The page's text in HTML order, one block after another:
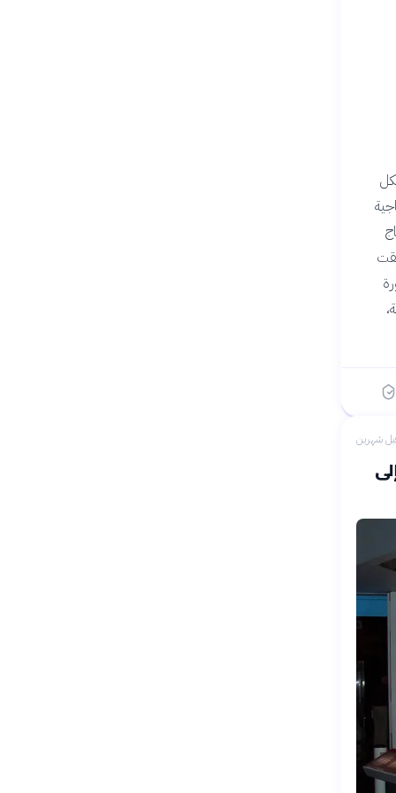
الثالثة (الرقمية) منذ 1970 حققت
شهرين
إلى